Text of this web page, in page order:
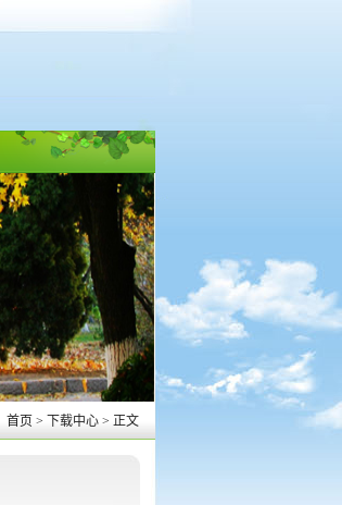
首页 > 下载中心 > 正文